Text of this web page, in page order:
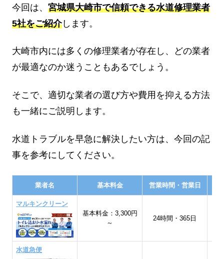
今回は、 宮城県大崎市で信頼できる水道修理業者
5社をご紹介します。
大崎市内には多くの修理業者が存在し、どの業者
が最適なのか迷うこともあるでしょう。
そこで、適切な業者の選び方や費用を抑える方法
も一緒にご説明します。
水道トラブルを早急に解決したい方は、今回の記
事を参考にしてください。
業者名 基本料金 営業時間・営業日
マルキンクリーン
基本料金：3,300円
～
24時間・365日
水道急便